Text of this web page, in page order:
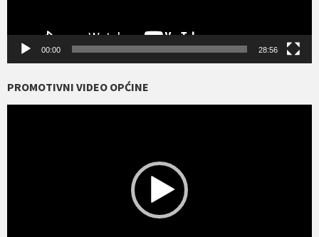
00:00 28:56
PROMOTIVNI VIDEO OPĆINE